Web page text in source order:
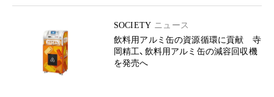
SOCIETY ニュース
飲料用アルミ缶の資源循環に貢献 寺
岡精工、飲料用アルミ缶の減容回収機
を発売へ